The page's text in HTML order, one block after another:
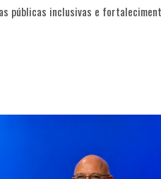
públicas inclusivas e